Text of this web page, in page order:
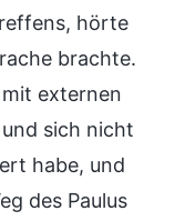
hörte
brachte.
externen
sich nicht
habe, und
des Paulus